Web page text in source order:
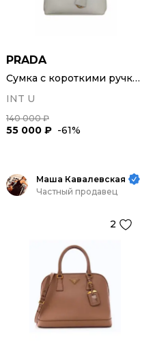
PRADA
Сумка с короткими ручками
INT U
140 000 ₽
55 000 ₽ -61%
Маша Кавалевская
Частный продавец
2